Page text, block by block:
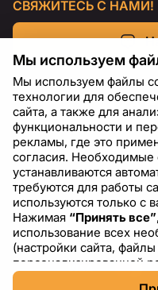
СВЯЖИТЕСЬ С НАМИ!
RU
Мы используем
Мы используем файлы
технологии для
сайта, а также для
функциональности и
рекламы, где это
согласия.
устанавливаются
требуются для работы
используются только с
Нажимая “Принять все”
использование всех
(настройки сайта,
персонализированной
“Отклонить все”